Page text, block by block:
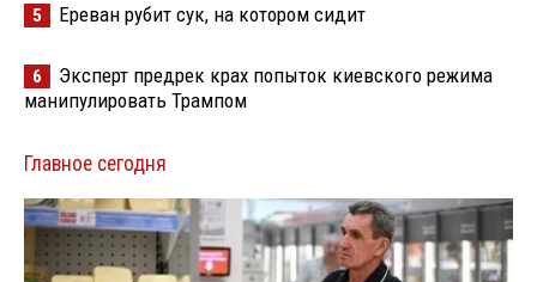
5 Ереван рубит сук, на котором сидит
6
Эксперт предрек крах попыток киевского режима
манипулировать Трампом
Главное сегодня